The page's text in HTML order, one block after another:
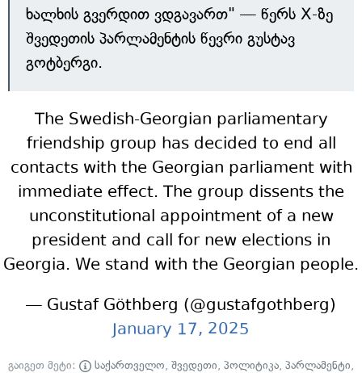
ხალხის გვერდით ვდგავართ" — წერს X-ზე
შვედეთის პარლამენტის წევრი გუსტავ
გოტბერგი.
The Swedish-Georgian parliamentary
friendship group has decided to end all
contacts with the Georgian parliament with
immediate effect. The group dissents the
unconstitutional appointment of a new
president and call for new elections in
Georgia. We stand with the Georgian people.
— Gustaf Göthberg (@gustafgothberg)
January 17, 2025
გაიგეთ მეტი: საქართველო, შვედეთი, პოლიტიკა, პარლამენტი,